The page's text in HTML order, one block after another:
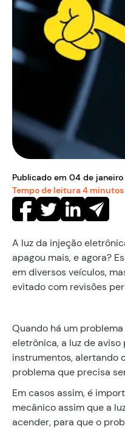
Publicado em 04 de janeiro
Tempo de leitura4 minutos
A luz da injeção
apagou mais, e agora?
em diversos veículos,
evitado com revisões
Quando há um
eletrônica, a luz de
instrumentos, alertando
problema que precisa
Em casos assim, é
mecânico assim que a
acender, para que o